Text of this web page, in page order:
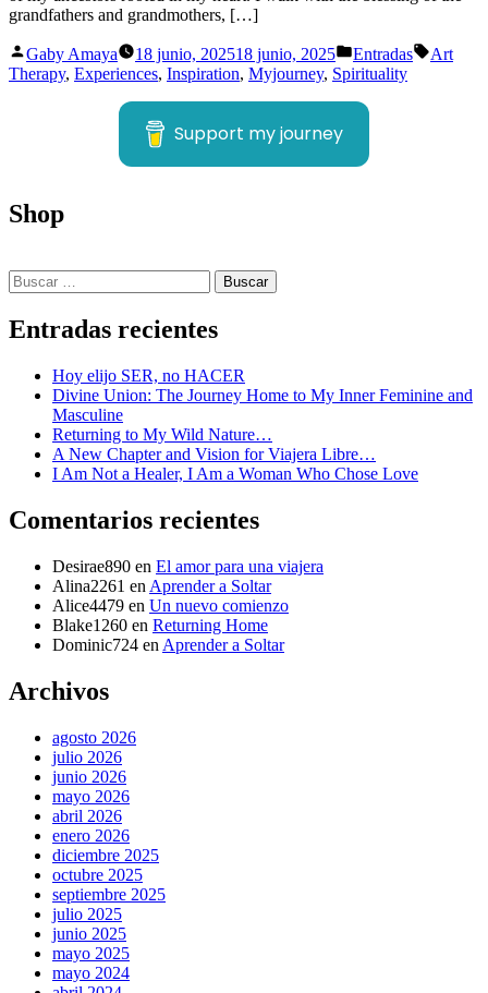
grandfathers and grandmothers, […]
Publicado
por
Gaby Amaya 18 junio, 202518 junio, 2025
Publicado
en
Entradas
Art
Therapy, Experiences, Inspiration, Myjourney, Spirituality
Support my journey
Shop
Buscar:
Entradas recientes
Hoy elijo SER, no HACER
Divine Union: The Journey Home to My Inner Feminine and
Masculine
Returning to My Wild Nature…
A New Chapter and Vision for Viajera Libre…
I Am Not a Healer, I Am a Woman Who Chose Love
Comentarios recientes
Desirae890 en El amor para una viajera
Alina2261 en Aprender a Soltar
Alice4479 en Un nuevo comienzo
Blake1260 en Returning Home
Dominic724 en Aprender a Soltar
Archivos
agosto 2026
julio 2026
junio 2026
mayo 2026
abril 2026
enero 2026
diciembre 2025
octubre 2025
septiembre 2025
julio 2025
junio 2025
mayo 2025
mayo 2024